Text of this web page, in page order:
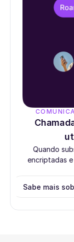
Quando
encriptadas
Sabe mais